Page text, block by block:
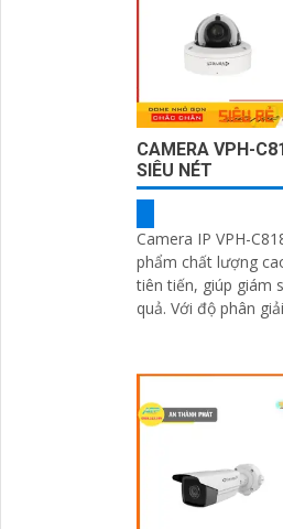
CAMERA VPH-
SIÊU NÉT
Camera IP VPH-
phẩm chất lượng
tiên tiến, giúp giám
quả. Với độ phân giải 2MP, camera